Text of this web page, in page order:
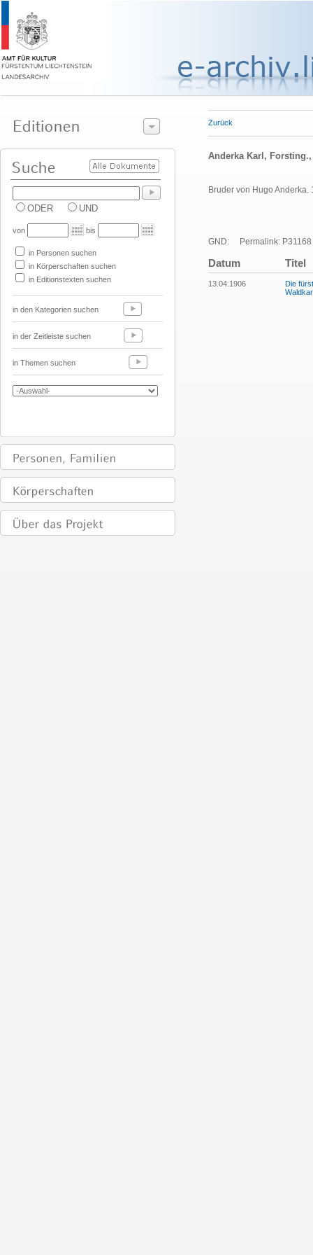
ODER UND
von bis
in Personen suchen
in Körperschaften suchen
in Editionstexten suchen
in den Kategorien suchen
in der Zeitleiste suchen
in Themen suchen
Zurück
Anderka Karl,
Bruder von Hugo
GND: Permalink: P31168
Datum Titel
13.04.1906
Die